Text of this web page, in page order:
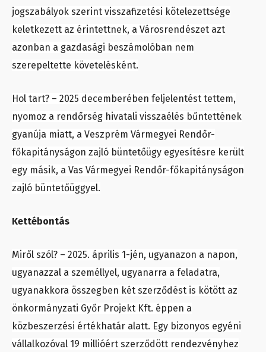
jogszabályok szerint visszafizetési kötelezettsége
keletkezett az érintettnek, a Városrendészet azt
azonban a gazdasági beszámolóban nem
szerepeltette követelésként.
Hol tart? – 2025 decemberében feljelentést tettem,
nyomoz a rendőrség hivatali visszaélés bűntettének
gyanúja miatt, a Veszprém Vármegyei Rendőr-
főkapitányságon zajló büntetőügy egyesítésre került
egy másik, a Vas Vármegyei Rendőr-főkapitányságon
zajló büntetőüggyel.
Kettébontás
Miről szól? – 2025. április 1-jén, ugyanazon a napon,
ugyanazzal a személlyel, ugyanarra a feladatra,
ugyanakkora összegben két szerződést is kötött az
önkormányzati Győr Projekt Kft. éppen a
közbeszerzési értékhatár alatt. Egy bizonyos egyéni
vállalkozóval 19 millióért szerződött rendezvényhez